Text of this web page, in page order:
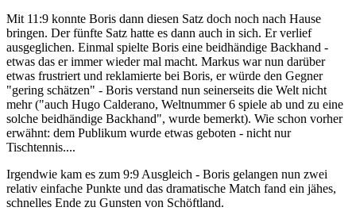
Mit 11:9 konnte Boris dann diesen Satz doch noch nach Hause
bringen. Der fünfte Satz hatte es dann auch in sich. Er verlief
ausgeglichen. Einmal spielte Boris eine beidhändige Backhand -
etwas das er immer wieder mal macht. Markus war nun darüber
etwas frustriert und reklamierte bei Boris, er würde den Gegner
"gering schätzen" - Boris verstand nun seinerseits die Welt nicht
mehr ("auch Hugo Calderano, Weltnummer 6 spiele ab und zu eine
solche beidhändige Backhand", wurde bemerkt). Wie schon vorher
erwähnt: dem Publikum wurde etwas geboten - nicht nur
Tischtennis....
Irgendwie kam es zum 9:9 Ausgleich - Boris gelangen nun zwei
relativ einfache Punkte und das dramatische Match fand ein jähes,
schnelles Ende zu Gunsten von Schöftland.